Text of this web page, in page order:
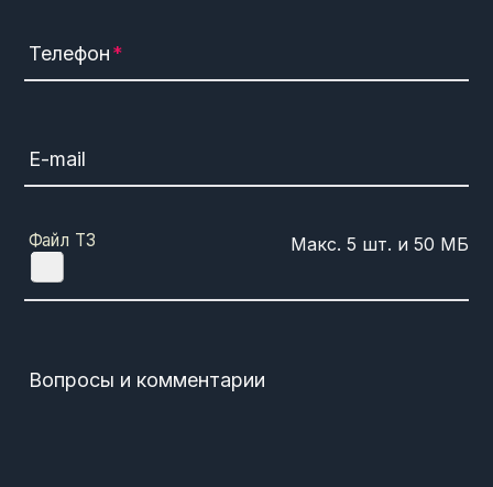
Телефон
E-mail
Файл ТЗ
Вопросы и комментарии